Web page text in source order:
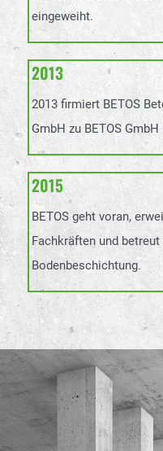
eingeweiht.
2013
2013 firmiert BETOS
GmbH zu BETOS GmbH
2015
BETOS geht voran,
Fachkräften und
Bodenbeschichtung.